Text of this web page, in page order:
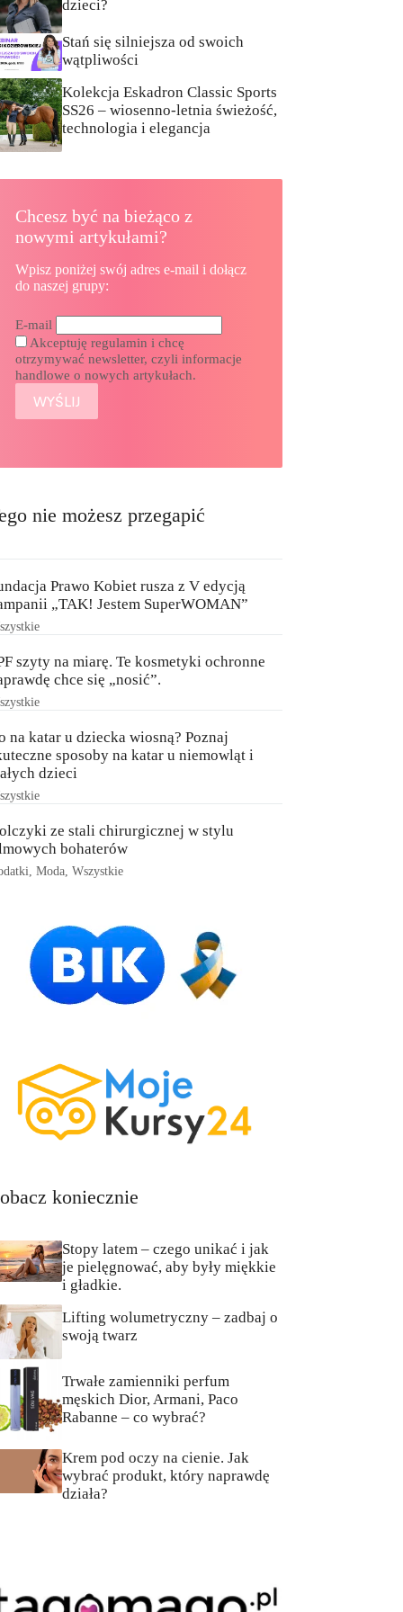
dzieci?
Stań się silniejsza od swoich
wątpliwości
Kolekcja Eskadron Classic Sports
SS26 – wiosenno-letnia świeżość,
technologia i elegancja
Chcesz być na bieżąco z
nowymi artykułami?
Wpisz poniżej swój adres e-mail i dołącz
do naszej grupy:
E-mail
Akceptuję regulamin i chcę
otrzymywać newsletter, czyli informacje
handlowe o nowych artykułach.
nie możesz przegapić
Prawo Kobiet rusza z V edycją
„TAK! Jestem SuperWOMAN”
szyty na miarę. Te kosmetyki ochronne
chce się „nosić”.
na katar u dziecka wiosną? Poznaj
sposoby na katar u niemowląt i
dzieci
ze stali chirurgicznej w stylu
bohaterów
,Moda,Wszystkie
koniecznie
Stopy latem – czego unikać i jak
je pielęgnować, aby były miękkie
i gładkie.
Lifting wolumetryczny – zadbaj o
swoją twarz
Trwałe zamienniki perfum
męskich Dior, Armani, Paco
Rabanne – co wybrać?
Krem pod oczy na cienie. Jak
wybrać produkt, który naprawdę
działa?